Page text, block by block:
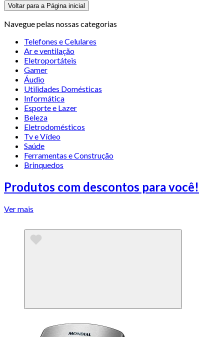
Voltar para a Página inicial
Navegue pelas nossas categorias
Telefones e Celulares
Ar e ventilação
Eletroportáteis
Gamer
Áudio
Utilidades Domésticas
Informática
Esporte e Lazer
Beleza
Eletrodomésticos
Tv e Vídeo
Saúde
Ferramentas e Construção
Brinquedos
Produtos com descontos para você!
Ver mais